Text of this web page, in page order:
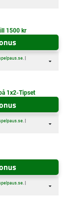
1500 kr
. |
1x2-Tipset
. |
. |